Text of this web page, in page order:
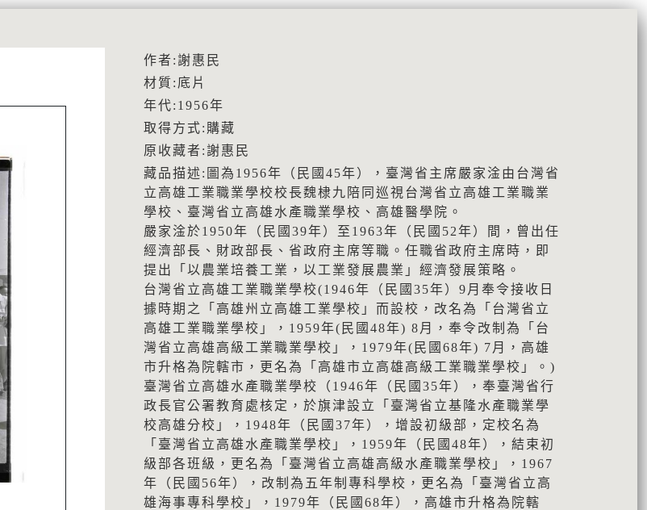
作者:謝惠民
材質:底片
年代:1956年
取得方式:購藏
原收藏者:謝惠民
藏品描述:圖為1956年（民國45年），臺灣省主席嚴家淦由台灣省
立高雄工業職業學校校長魏棣九陪同巡視台灣省立高雄工業職業
學校、臺灣省立高雄水產職業學校、高雄醫學院。
嚴家淦於1950年（民國39年）至1963年（民國52年）間，曾出任
經濟部長、財政部長、省政府主席等職。任職省政府主席時，即
提出「以農業培養工業，以工業發展農業」經濟發展策略。
台灣省立高雄工業職業學校(1946年（民國35年）9月奉令接收日
據時期之「高雄州立高雄工業學校」而設校，改名為「台灣省立
高雄工業職業學校」，1959年(民國48年) 8月，奉令改制為「台
灣省立高雄高級工業職業學校」，1979年(民國68年) 7月，高雄
市升格為院轄市，更名為「高雄市立高雄高級工業職業學校」。)
臺灣省立高雄水產職業學校（1946年（民國35年），奉臺灣省行
政長官公署教育處核定，於旗津設立「臺灣省立基隆水產職業學
校高雄分校」，1948年（民國37年），增設初級部，定校名為
「臺灣省立高雄水產職業學校」，1959年（民國48年），結束初
級部各班級，更名為「臺灣省立高雄高級水產職業學校」，1967
年（民國56年），改制為五年制專科學校，更名為「臺灣省立高
雄海事專科學校」，1979年（民國68年），高雄市升格為院轄